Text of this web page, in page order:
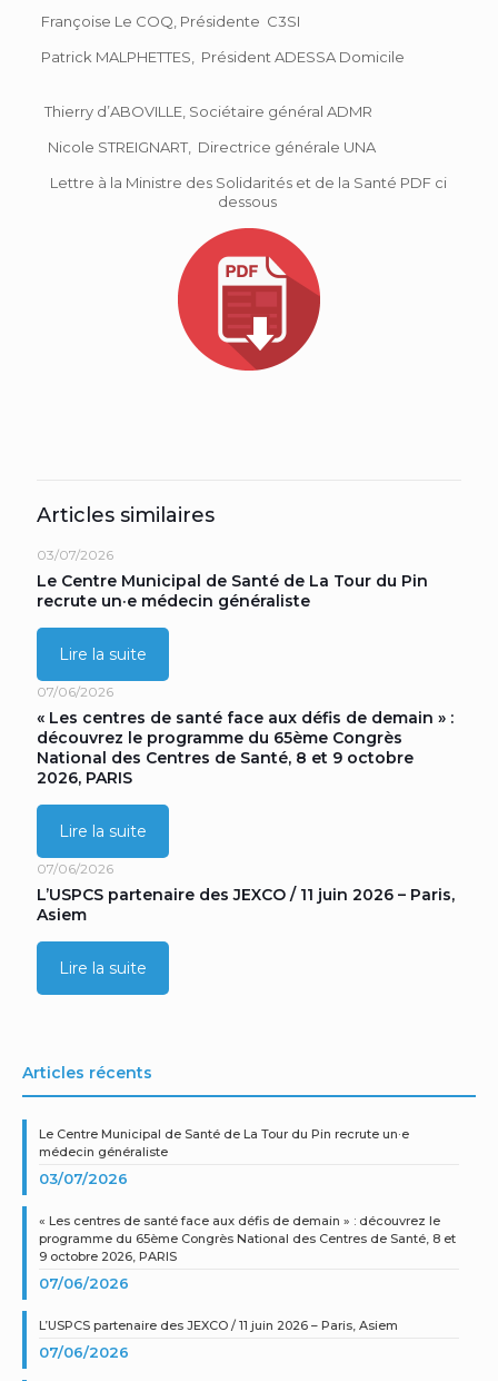
Françoise Le COQ, Présidente C3SI
Patrick MALPHETTES, Président ADESSA Domicile
Thierry d’ABOVILLE, Sociétaire général ADMR
Nicole STREIGNART, Directrice générale UNA
Lettre à la Ministre des Solidarités et de la Santé PDF ci
dessous
Articles similaires
03/07/2026
Le Centre Municipal de Santé de La Tour du Pin
recrute un·e médecin généraliste
Lire la suite
07/06/2026
« Les centres de santé face aux défis de demain » :
découvrez le programme du 65ème Congrès
National des Centres de Santé, 8 et 9 octobre
2026, PARIS
Lire la suite
07/06/2026
L’USPCS partenaire des JEXCO / 11 juin 2026 – Paris,
Asiem
Lire la suite
Articles récents
Le Centre Municipal de Santé de La Tour du Pin recrute un·e
médecin généraliste
03/07/2026
« Les centres de santé face aux défis de demain » : découvrez le
programme du 65ème Congrès National des Centres de Santé, 8 et
9 octobre 2026, PARIS
07/06/2026
L’USPCS partenaire des JEXCO / 11 juin 2026 – Paris, Asiem
07/06/2026